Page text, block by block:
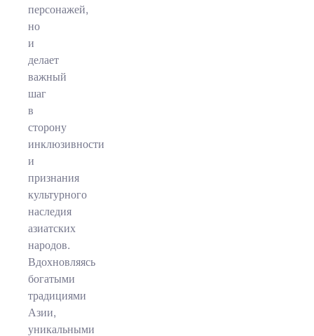
персонажей,
но
и
делает
важный
шаг
в
сторону
инклюзивности
и
признания
культурного
наследия
азиатских
народов.
Вдохновляясь
богатыми
традициями
Азии,
уникальными